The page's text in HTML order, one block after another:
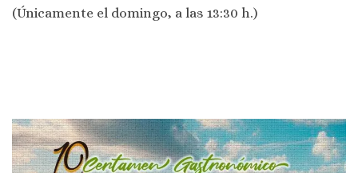
(Únicamente el domingo, a las 13:30 h.)